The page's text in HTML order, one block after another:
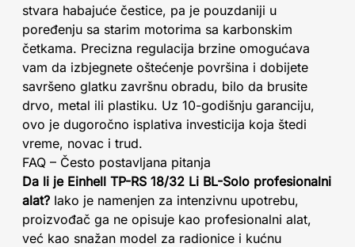
stvara habajuće čestice, pa je pouzdaniji u
poređenju sa starim motorima sa karbonskim
četkama. Precizna regulacija brzine omogućava
vam da izbjegnete oštećenje površina i dobijete
savršeno glatku završnu obradu, bilo da brusite
drvo, metal ili plastiku. Uz 10-godišnju garanciju,
ovo je dugoročno isplativa investicija koja štedi
vreme, novac i trud.
FAQ – Često postavljana pitanja
Da li je Einhell TP-RS 18/32 Li BL-Solo profesionalni
alat? Iako je namenjen za intenzivnu upotrebu,
proizvođač ga ne opisuje kao profesionalni alat,
već kao snažan model za radionice i kućnu